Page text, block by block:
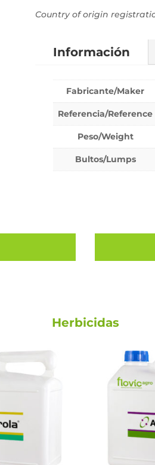
Country of origin
Información
Fabricante/Maker
Referencia/Reference
Peso/Weight
Bultos/Lumps
Herbicidas